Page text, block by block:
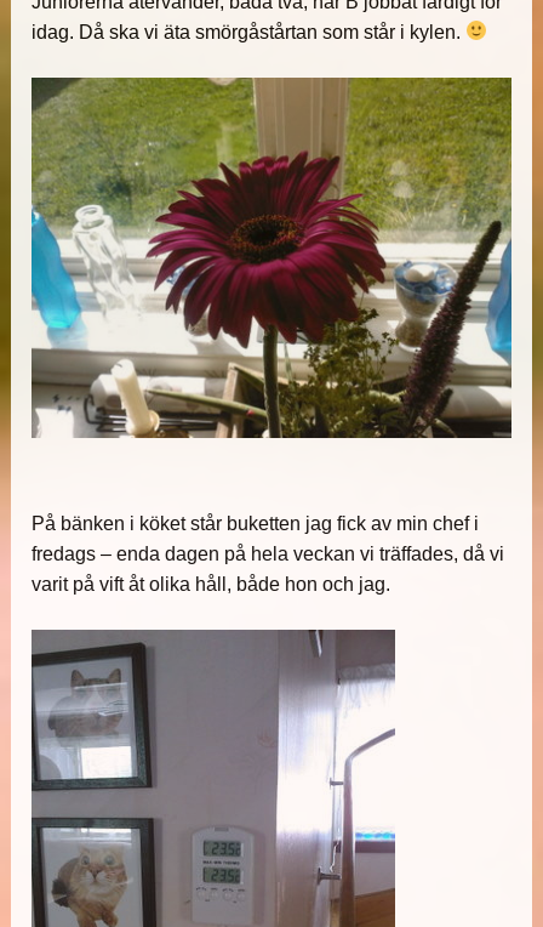
idag. Då ska vi äta smörgåstårtan som står i kylen.
På bänken i köket står buketten jag fick av min chef i
fredags – enda dagen på hela veckan vi träffades, då vi
varit på vift åt olika håll, både hon och jag.